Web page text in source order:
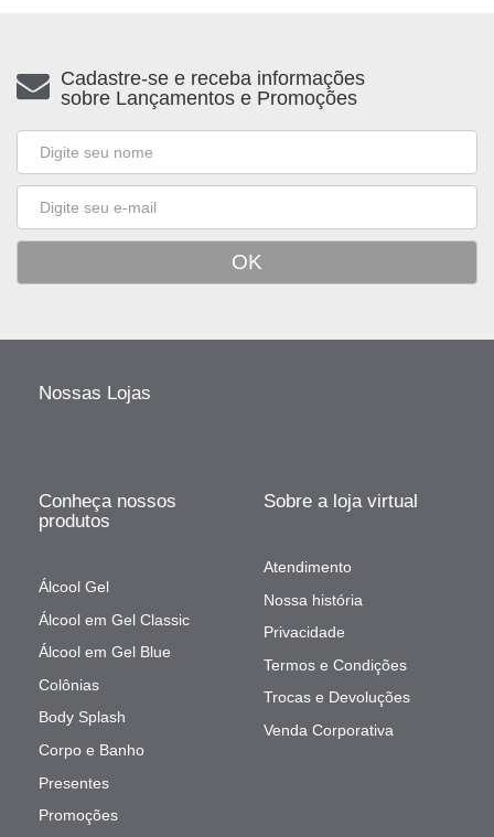
Cadastre-se e receba informações
sobre Lançamentos e Promoções
Nossas Lojas
Conheça nossos
produtos
Álcool Gel
Álcool em Gel Classic
Álcool em Gel Blue
Colônias
Body Splash
Corpo e Banho
Presentes
Promoções
Sobre a loja virtual
Atendimento
Nossa história
Privacidade
Termos e Condições
Trocas e Devoluções
Venda Corporativa